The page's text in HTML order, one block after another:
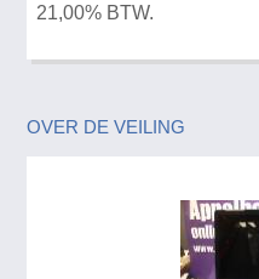
21,00% BTW.
OVER DE VEILING